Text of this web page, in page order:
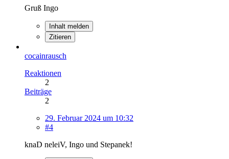
Gruß Ingo
Inhalt melden
Zitieren
cocainrausch
Reaktionen
2
Beiträge
2
29. Februar 2024 um 10:32
#4
knaD neleiV, Ingo und Stepanek!